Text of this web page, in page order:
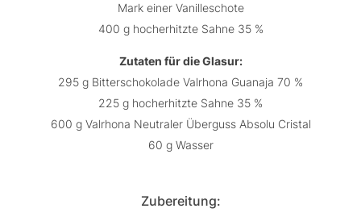
Mark einer Vanilleschote
400 g hocherhitzte Sahne 35 %
Zutaten für die Glasur:
295 g Bitterschokolade Valrhona Guanaja 70 %
225 g hocherhitzte Sahne 35 %
600 g Valrhona Neutraler Überguss Absolu Cristal
60 g Wasser
Zubereitung: